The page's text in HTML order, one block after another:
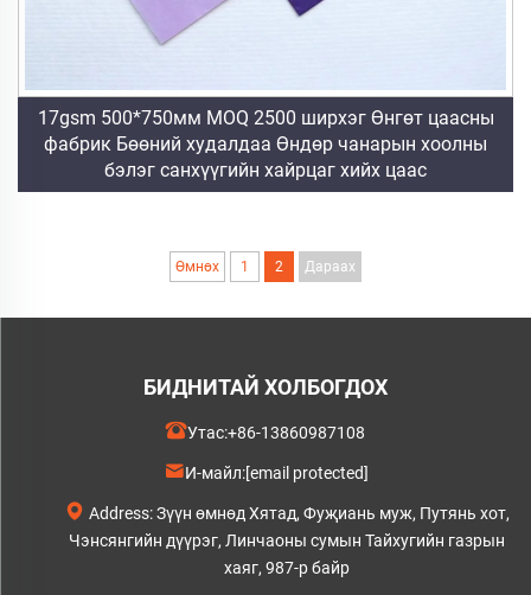
17gsm 500*750мм MOQ 2500 ширхэг Өнгөт цаасны
фабрик Бөөний худалдаа Өндөр чанарын хоолны
бэлэг санхүүгийн хайрцаг хийх цаас
Өмнөх 1 2 Дараах
БИДНИТАЙ ХОЛБОГДОХ
Утас:+86-13860987108
И-майл:[email protected]
Address: Зүүн өмнөд Хятад, Фуҗиань муж, Путянь хот,
Чэнсянгийн дүүрэг, Линчаоны сумын Тайхугийн газрын
хаяг, 987-р байр